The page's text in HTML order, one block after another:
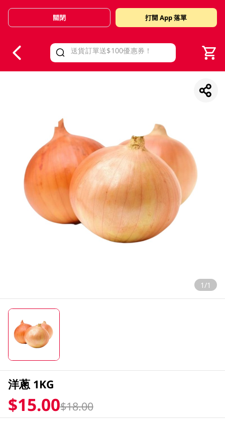
Valid Until 30 June 2026
關閉 打開 App 落單
1/1
洋蔥 1KG
$15.00$18.00